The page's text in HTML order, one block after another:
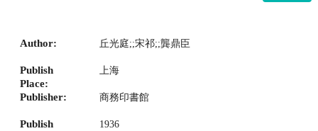
Author: 丘光庭;;宋祁;;龔鼎臣
Publish
Place:
上海
Publisher: 商務印書館
Publish
1936